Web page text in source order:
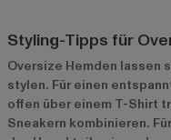
Styling-Tipps für
Oversize Hemden lassen
stylen. Für einen
offen über einem T-Shirt
Sneakern kombinieren.